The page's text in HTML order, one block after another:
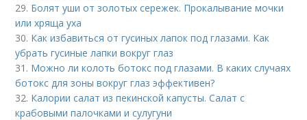
29. Болят уши от золотых сережек. Прокалывание мочки
или хряща уха
30. Как избавиться от гусиных лапок под глазами. Как
убрать гусиные лапки вокруг глаз
31. Можно ли колоть ботокс под глазами. В каких случаях
ботокс для зоны вокруг глаз эффективен?
32. Калории салат из пекинской капусты. Салат с
крабовыми палочками и сулугуни